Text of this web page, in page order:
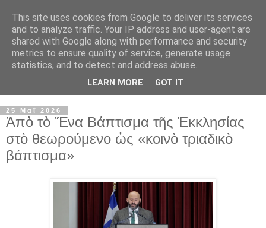
25 Μαΐ 2026
Ἀπὸ τὸ Ἕνα Βάπτισμα τῆς Ἐκκλησίας
στὸ θεωρούμενο ὡς «κοινὸ τριαδικὸ
βάπτισμα»
This site uses cookies from Google to deliver its services
and to analyze traffic. Your IP address and user-agent are
shared with Google along with performance and security
metrics to ensure quality of service, generate usage
statistics, and to detect and address abuse.
LEARN MORE GOT IT